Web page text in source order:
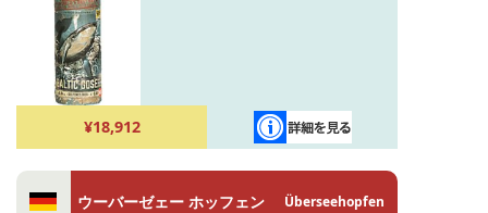
¥18,912
ウーバーゼェー ホッフェン Überseehopfen